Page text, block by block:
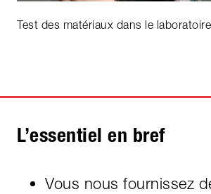
Test des matériaux dans le
L’essentiel en bref
Vous nous fournissez